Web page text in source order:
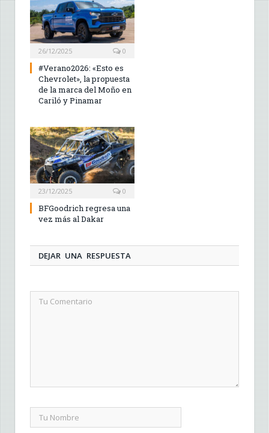
26/12/2025 0
#Verano2026: «Esto es
Chevrolet», la propuesta
de la marca del Moño en
Cariló y Pinamar
23/12/2025 0
BFGoodrich regresa una
vez más al Dakar
DEJAR UNA RESPUESTA